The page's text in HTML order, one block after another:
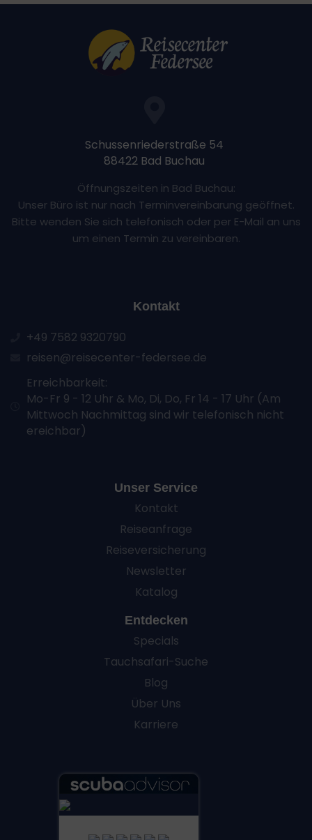
Schussenriederstraße 54
88422 Bad Buchau
Öffnungszeiten in Bad Buchau:
Unser Büro ist nur nach Terminvereinbarung geöffnet.
Bitte wenden Sie sich telefonisch oder per E-Mail an uns
um einen Termin zu vereinbaren.
Kontakt
+49 7582 9320790
reisen@reisecenter-federsee.de
Erreichbarkeit:
Mo-Fr 9 - 12 Uhr & Mo, Di, Do, Fr 14 - 17 Uhr (Am
Mittwoch Nachmittag sind wir telefonisch nicht
ereichbar)
Unser Service
Kontakt
Reiseanfrage
Reiseversicherung
Newsletter
Katalog
Entdecken
Specials
Tauchsafari-Suche
Blog
Über Uns
Karriere